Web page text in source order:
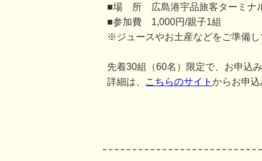
■場 所 広島港宇品旅客ターミナ
■参加費 1,000円/親子1組
※ジュースやお土産などをご準備し
先着30組（60名）限定で、お申込
詳細は、
こちらのサイト からお申込